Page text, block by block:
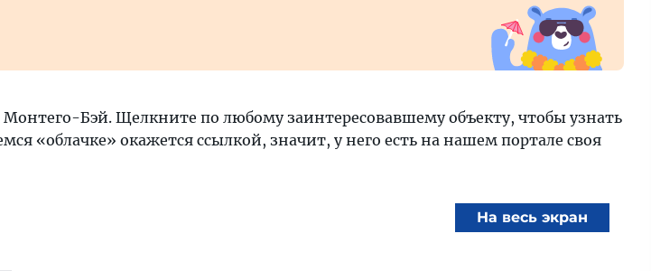
Монтего-Бэй. Щелкните по любому заинтересовавшему объекту, чтобы узнать
«облачке» окажется ссылкой, значит, у него есть на нашем портале своя
На весь экран